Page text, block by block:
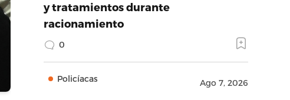
y tratamientos durante
racionamiento
0
Policíacas Ago 7, 2026